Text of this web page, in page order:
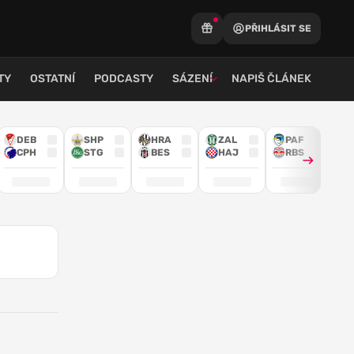
PŘIHLÁSIT SE
OSTATNÍ PODCASTY SÁZENÍ NAPIŠ ČLÁNEK
DEB
CPH
SHP
STG
HRA
BES
ZAL
HAJ
PAF
RBS